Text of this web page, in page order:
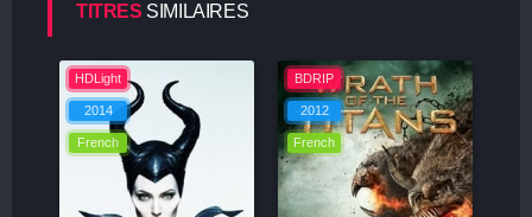
TITRES SIMILAIRES
HDLight
2014
French
BDRIP
2012
French